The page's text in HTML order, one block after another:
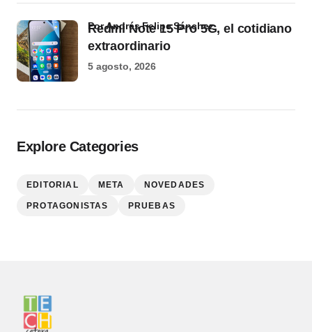
Redmi Note 15 Pro 5G, el cotidiano
extraordinario
por Andrés Felipe Sánchez
5 agosto, 2026
Explore Categories
EDITORIAL META NOVEDADES
PROTAGONISTAS PRUEBAS